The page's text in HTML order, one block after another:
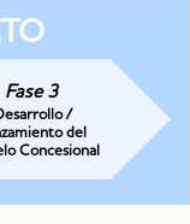
Fase 3
/
del
Concesional